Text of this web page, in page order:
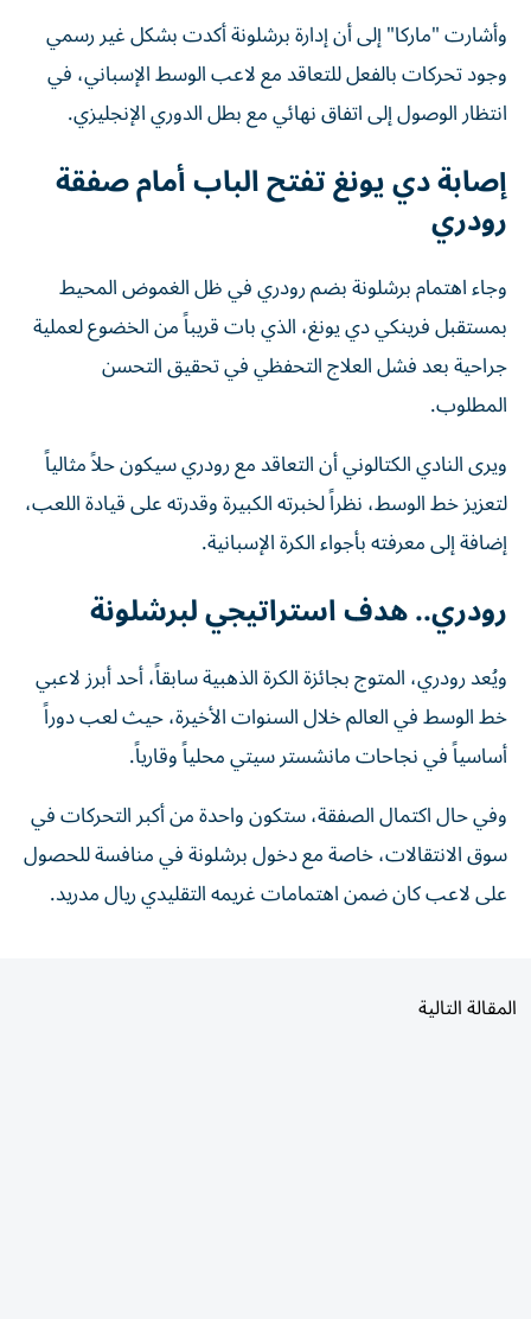
وأشارت "ماركا" إلى أن إدارة برشلونة أكدت بشكل غير رسمي
وجود تحركات بالفعل للتعاقد مع لاعب الوسط الإسباني، في
انتظار الوصول إلى اتفاق نهائي مع بطل الدوري الإنجليزي.
إصابة دي يونغ تفتح الباب أمام صفقة
رودري
وجاء اهتمام برشلونة بضم رودري في ظل الغموض المحيط
بمستقبل فرينكي دي يونغ، الذي بات قريباً من الخضوع لعملية
جراحية بعد فشل العلاج التحفظي في تحقيق التحسن
المطلوب.
ويرى النادي الكتالوني أن التعاقد مع رودري سيكون حلاً مثالياً
لتعزيز خط الوسط، نظراً لخبرته الكبيرة وقدرته على قيادة اللعب،
إضافة إلى معرفته بأجواء الكرة الإسبانية.
رودري.. هدف استراتيجي لبرشلونة
ويُعد رودري، المتوج بجائزة الكرة الذهبية سابقاً، أحد أبرز لاعبي
خط الوسط في العالم خلال السنوات الأخيرة، حيث لعب دوراً
أساسياً في نجاحات مانشستر سيتي محلياً وقارياً.
وفي حال اكتمال الصفقة، ستكون واحدة من أكبر التحركات في
سوق الانتقالات، خاصة مع دخول برشلونة في منافسة للحصول
على لاعب كان ضمن اهتمامات غريمه التقليدي ريال مدريد.
المقالة التالية